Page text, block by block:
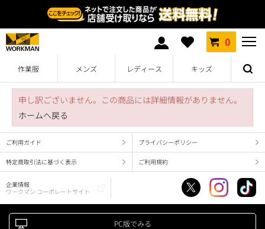
0
作業服 メンズ レディース キッズ
申し訳ございません。この商品には詳細情報がありません。
ホームへ戻る
ご利用ガイド プライバシーポリシー
特定商取引法に基づく表示 ご利用規約
企業情報
ワークマン コーポレートサイト
PC版でみる